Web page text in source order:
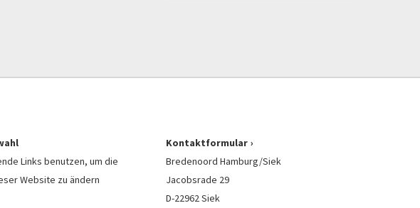
Links benutzen, um die
Website zu ändern
Kontaktformular
Bredenoord Hamburg/Siek
Jacobsrade 29
D-22962 Siek